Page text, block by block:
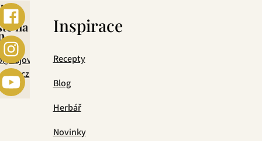
na
Inspirace
Recepty
Blog
Herbář
Novinky